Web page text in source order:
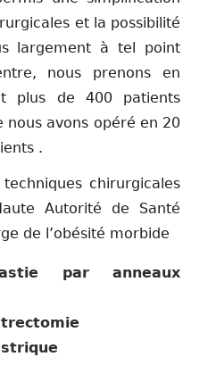
et la possibilité
largement à tel point
nous prenons en
.
de l’obésité morbide
par anneaux